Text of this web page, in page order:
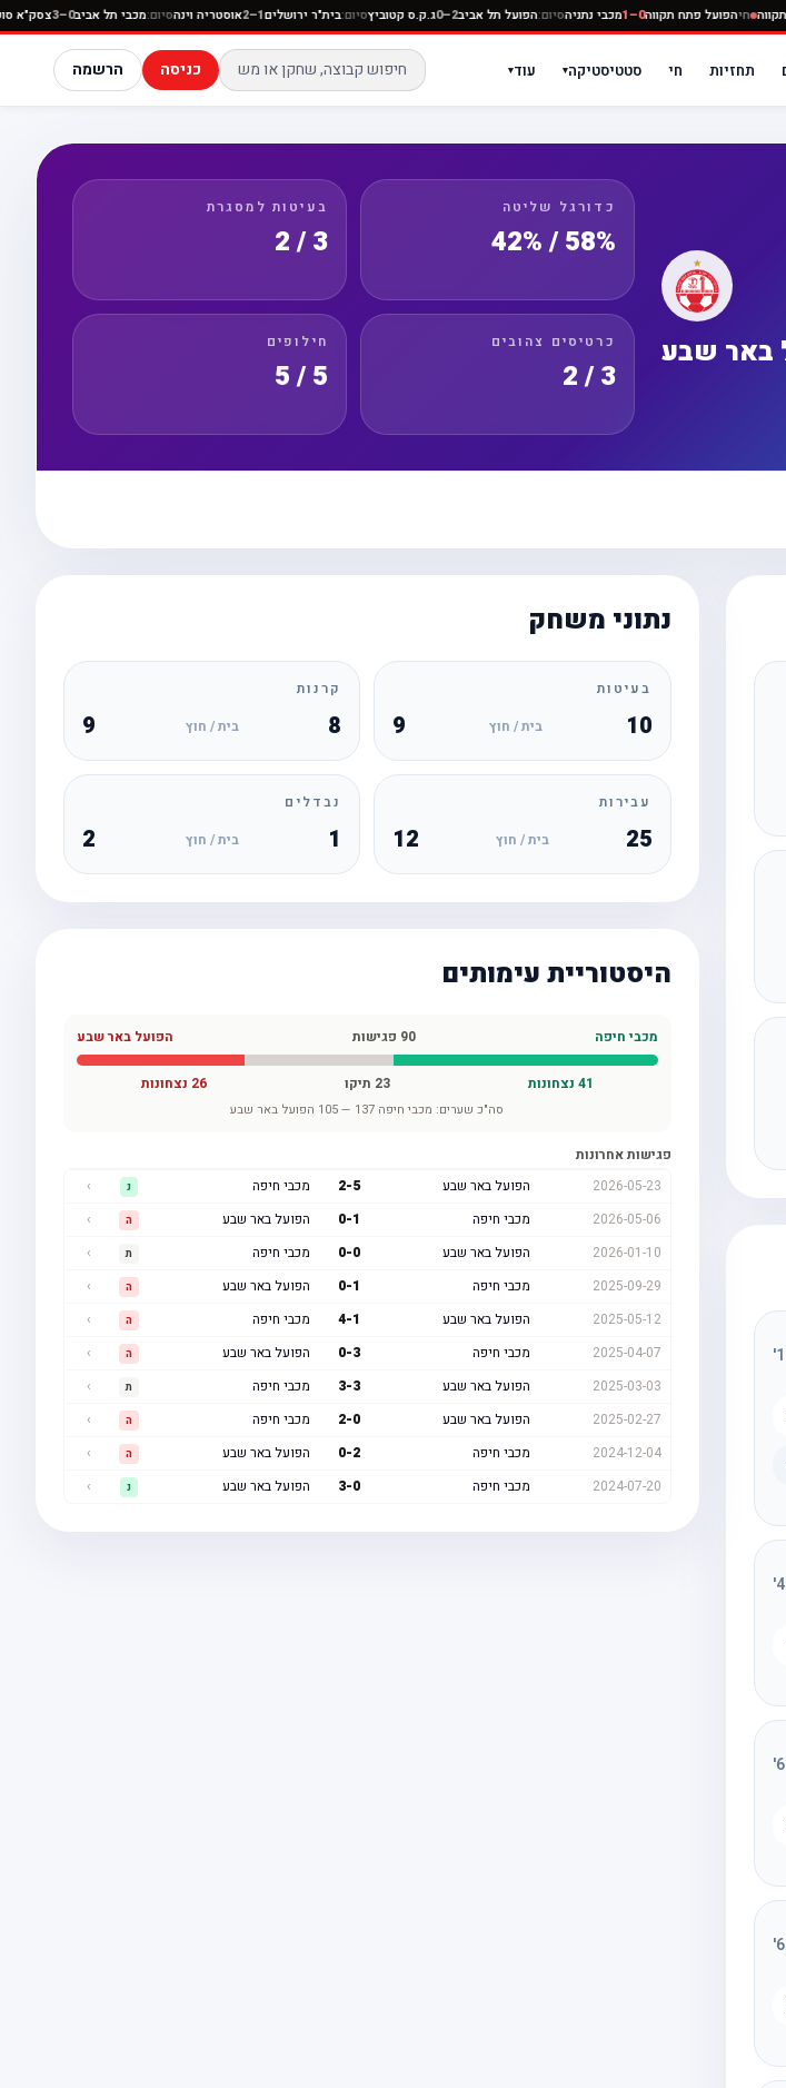
פתח תקווה חיהפועל פתח תקווה 0–1 מכבי נתניהסיום:הפועל תל אביב 2–0 ג.ק.ס קטוביץסיום:בית"ר ירושלים1–2 אוסטריה וינהסיום:מכבי תל אביב0–3
תחזיות חי סטטיסטיקה▾ עוד▾ כניסה הרשמה
באר שבע
כדורגל שליטה
58% / 42%
בעיטות למסגרת
3 / 2
כרטיסים צהובים
3 / 2
חילופים
5 / 5
'
'
'
'
נתוני משחק
בעיטות
10 בית / חוץ 9
קרנות
8 בית / חוץ 9
עבירות
25 בית / חוץ 12
נבדלים
1 בית / חוץ 2
היסטוריית עימותים
מכבי חיפה 90 פגישות הפועל באר שבע
41נצחונות 23 תיקו 26 נצחונות
סה"כ שערים: מכבי חיפה 137
—
105 הפועל באר שבע
פגישות אחרונות
2026-05-23
הפועל באר שבע 2-5 מכבי חיפה נ
›
2026-05-06
מכבי חיפה 0-1 הפועל באר שבע ה
›
2026-01-10
הפועל באר שבע 0-0 מכבי חיפה ת
›
2025-09-29
מכבי חיפה 0-1 הפועל באר שבע ה
›
2025-05-12
הפועל באר שבע 4-1 מכבי חיפה ה
›
2025-04-07
מכבי חיפה 0-3 הפועל באר שבע ה
›
2025-03-03
הפועל באר שבע 3-3 מכבי חיפה ת
›
2025-02-27
הפועל באר שבע 2-0 מכבי חיפה ה
›
2024-12-04
מכבי חיפה 0-2 הפועל באר שבע ה
›
2024-07-20
מכבי חיפה 3-0 הפועל באר שבע נ ›